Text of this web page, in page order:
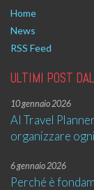
Home
News
RSS Feed
ULTIMI POST
10 gennaio 2026
AI Travel
organizzare
6 gennaio 2026
Perché è